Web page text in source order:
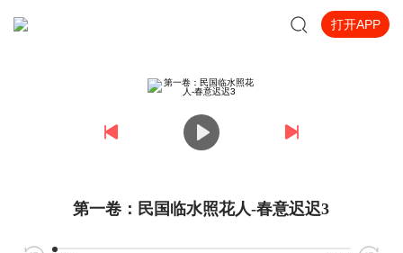
打开APP
第一卷：民国临水照花人-春意迟迟3